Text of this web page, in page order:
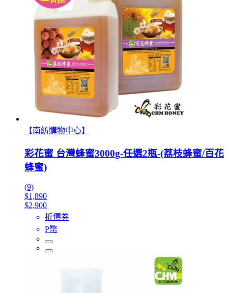
【南紡購物中心】
彩花蜜 台灣蜂蜜3000g-任選2瓶-(荔枝蜂蜜/百花
蜂蜜)
(9)
$1,890
$2,900
折價券
P幣